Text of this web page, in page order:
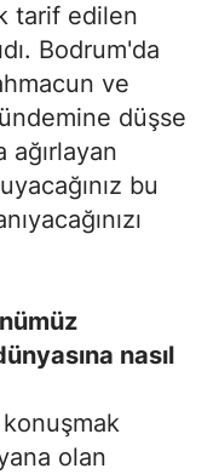
tarif edilen
Bodrum'da
ve
düşse
ağırlayan
bu
nasıl
olan